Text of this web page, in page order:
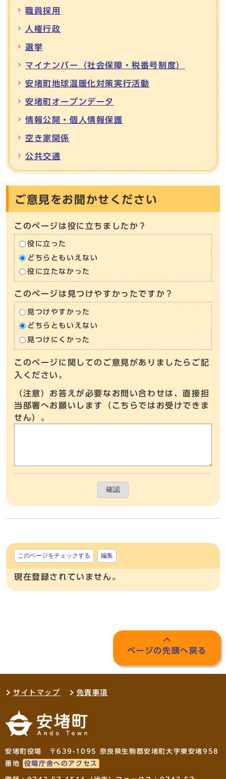
職員採用
人権行政
選挙
マイナンバー（社会保障・税番号制度）
安堵町地球温暖化対策実行活動
安堵町オープンデータ
情報公開・個人情報保護
空き家関係
公共交通
ご意見をお聞かせください
このページは役に立ちましたか？
役に立った
どちらともいえない
役に立たなかった
このページは見つけやすかったですか？
見つけやすかった
どちらともいえない
見つけにくかった
このページに関してのご意見がありましたらご記
入ください。
（注意）お答えが必要なお問い合わせは、直接担
当部署へお願いします（こちらではお受けできま
せん）。
確認
このページをチェックする 編集
現在登録されていません。
ページの先頭へ戻る
サイトマップ 免責事項
安堵町役場 〒639-1095 奈良県生駒郡安堵町大字東安堵958
番地
役場庁舎へのアクセス